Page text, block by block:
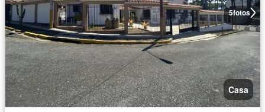
5fotos
Casa